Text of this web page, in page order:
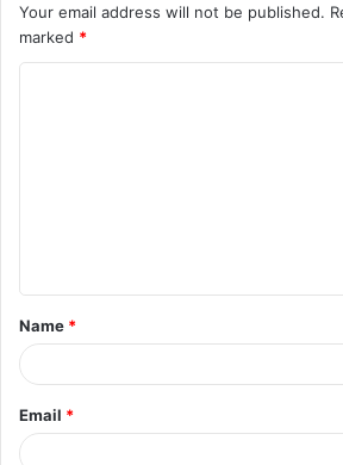
Your email address will not be published.
marked *
t
*
Name *
Email *